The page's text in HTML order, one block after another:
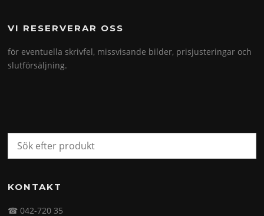
VI RESERVERAR OSS
för eventuella skrivfel, missvisande bilder, prisjusteringar och
slutförsäljning.
KONTAKT
☎ 042-720 35